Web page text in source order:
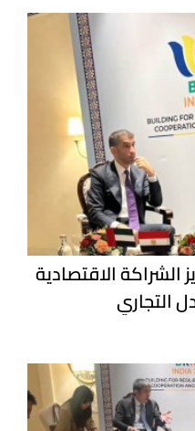
الشراكة الاقتصادية
التجاري